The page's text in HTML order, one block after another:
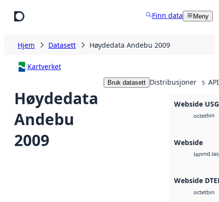
Finn data Meny
Hjem Datasett Høydedata Andebu 2009
Kartverket
Høydedata
Andebu
2009
Bruk datasett Distribusjoner 5
Webside
octetbin
Webside
laz
Webside
octetbin